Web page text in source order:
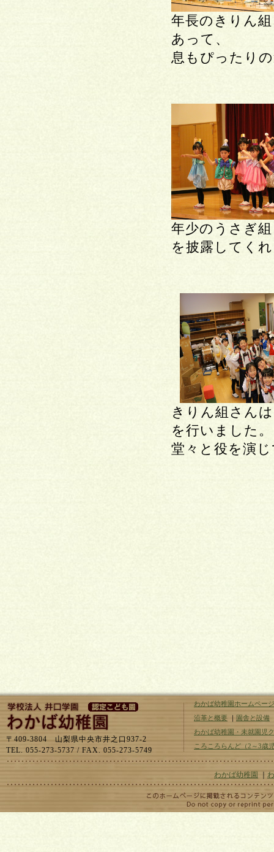
年長のきりん
あって、
息もぴったり
年少のうさぎ
を披露してく
きりん組さん
を行いました。
堂々と役を演
〒409-3804 山梨県中央市井之口937-2
TEL. 055-273-5737 / FAX. 055-273-5749
わかば幼稚園ホームペー
沿革と概要 ｜ 園舎と設備
わかば幼稚園・未就園児
ころころらんど（2～3歳
わかば幼稚園